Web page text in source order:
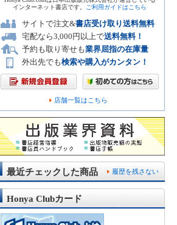
インターネット書店です。
ご利用ガイドはこちら
サイトで注文&書店受け取り送料無料
宅配なら3,000円以上で送料無料！
予約も取り寄せも業界屈指の在庫量
外出先でも検索や購入がカンタン！
店舗一覧はこちら
履歴を残さない
最近チェックした商品
Honya Clubカード